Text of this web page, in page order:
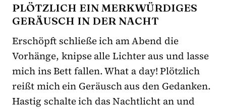
PLÖTZLICH EIN MERKWÜRDIGES
GERÄUSCH IN DER NACHT
Erschöpft schließe ich am Abend die
Vorhänge, knipse alle Lichter aus und lasse
mich ins Bett fallen. What a day! Plötzlich
reißt mich ein Geräusch aus den Gedanken.
Hastig schalte ich das Nachtlicht an und